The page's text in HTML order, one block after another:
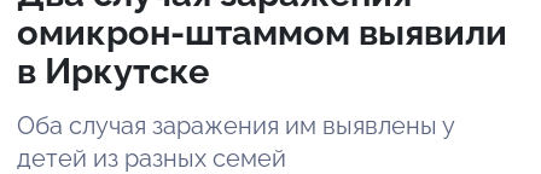
омикрон-штаммом выявили
в Иркутске
Оба случая заражения им выявлены у
детей из разных семей